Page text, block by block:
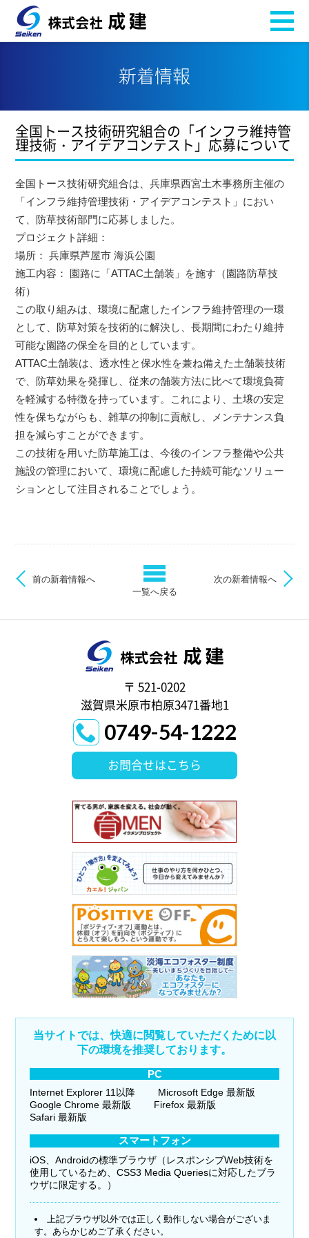
新着情報
全国トース技術研究組合の「インフラ維持管
理技術・アイデアコンテスト」応募について
全国トース技術研究組合は、兵庫県西宮土木事務所主催の
「インフラ維持管理技術・アイデアコンテスト」におい
て、防草技術部門に応募しました。
プロジェクト詳細：
場所： 兵庫県芦屋市 海浜公園
施工内容： 園路に「ATTAC土舗装」を施す（園路防草技
術）
この取り組みは、環境に配慮したインフラ維持管理の一環
として、防草対策を技術的に解決し、長期間にわたり維持
可能な園路の保全を目的としています。
ATTAC土舗装は、透水性と保水性を兼ね備えた土舗装技術
で、防草効果を発揮し、従来の舗装方法に比べて環境負荷
を軽減する特徴を持っています。これにより、土壌の安定
性を保ちながらも、雑草の抑制に貢献し、メンテナンス負
担を減らすことができます。
この技術を用いた防草施工は、今後のインフラ整備や公共
施設の管理において、環境に配慮した持続可能なソリュー
ションとして注目されることでしょう。
前の新着情報へ
次の新着情報へ
一覧へ戻る
〒 521-0202
滋賀県米原市柏原3471番地1
0749-54-1222
お問合せはこちら
当サイトでは、快適に閲覧していただくために以
下の環境を推奨しております。
PC
Internet Explorer 11以降
Microsoft Edge 最新版
Google Chrome 最新版
Firefox 最新版
Safari 最新版
スマートフォン
iOS、Androidの標準ブラウザ（レスポンシブWeb技術を
使用しているため、CSS3 Media Queriesに対応したブラ
ウザに限定する。）
上記ブラウザ以外では正しく動作しない場合がございま
す。あらかじめご了承ください。